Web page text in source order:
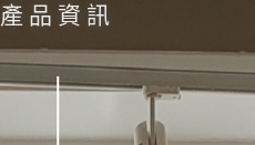
產品資訊